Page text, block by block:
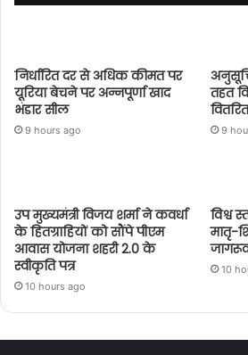
निर्धारित दर से अधिक कीमत पर
यूरिया बेचने पर अन्नपूर्णा खाद
भंडार सील
9 hours ago
तहत
9
उप मुख्यमंत्री विजय शर्मा ने कवर्धा
के हितग्राहियों को सौंपे पीएम
आवास योजना शहरी 2.0 के
स्वीकृति पत्र
10 hours ago
विश्व
मातृ-
10